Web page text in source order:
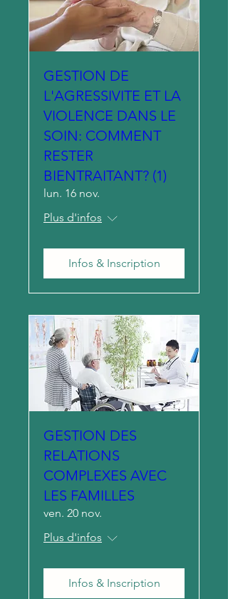
GESTION DE
L'AGRESSIVITE ET LA
VIOLENCE DANS LE
SOIN: COMMENT
RESTER
BIENTRAITANT? (1)
lun. 16 nov.
Plus d'infos
Infos & Inscription
GESTION DES
RELATIONS
COMPLEXES AVEC
LES FAMILLES
ven. 20 nov.
Plus d'infos
Infos & Inscription